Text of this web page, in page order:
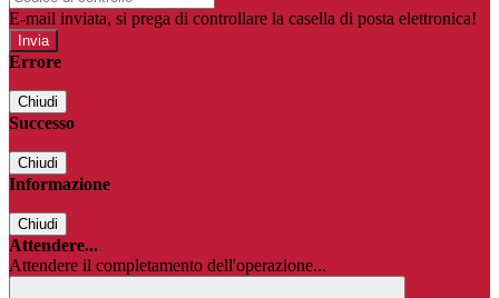
E-mail inviata, si prega di controllare la casella di posta elettronica!
Errore
Chiudi
Successo
Chiudi
Informazione
Chiudi
Attendere...
Attendere il completamento dell'operazione...